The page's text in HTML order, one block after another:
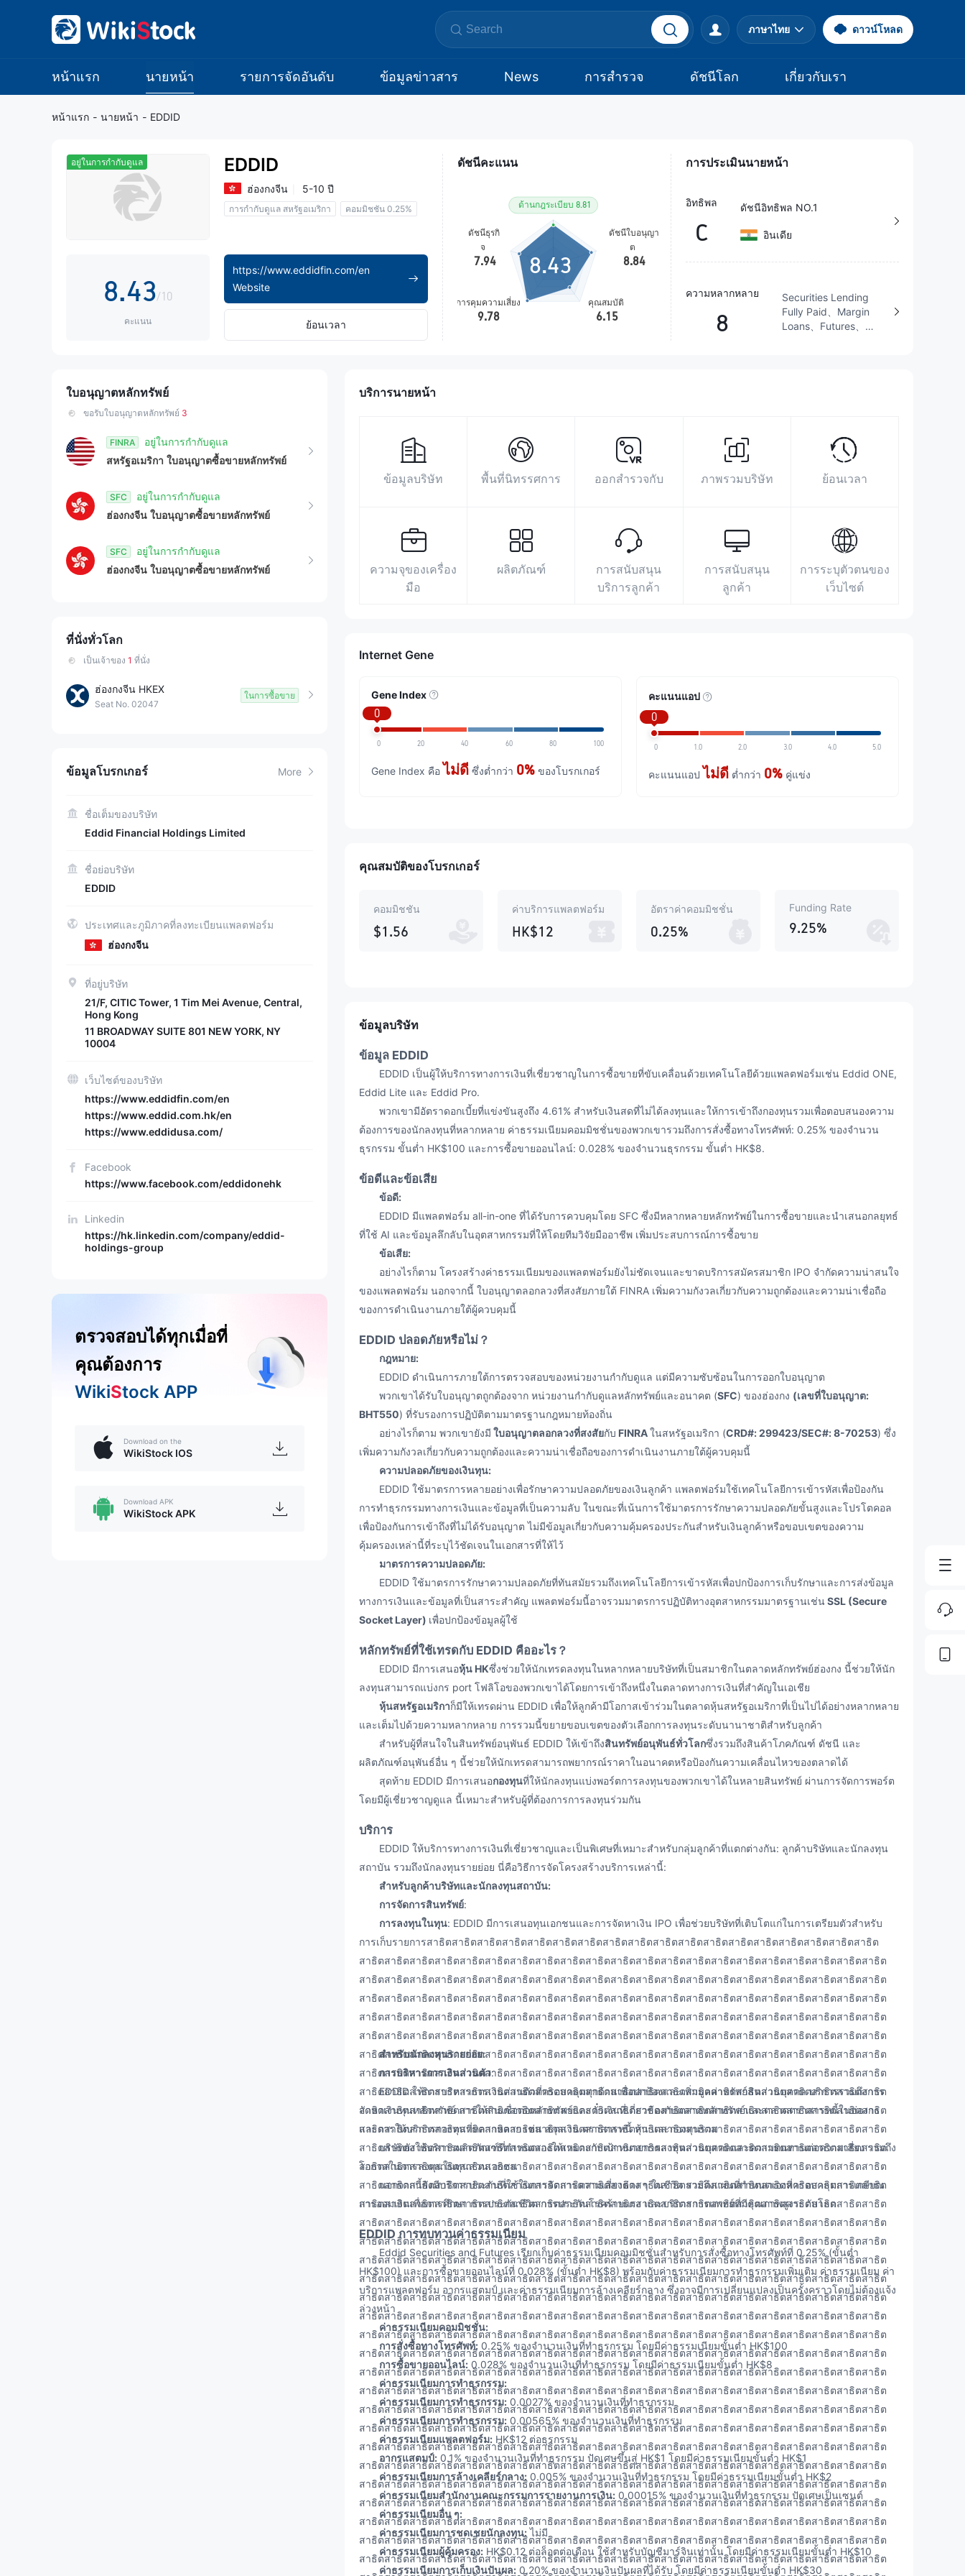
ภาษาไทย ดาวน์โหลด
หน้าแรก นายหน้า รายการจัดอันดับ ข้อมูลข่าวสาร News การสำรวจ ดัชนีโลก เกี่ยวกับเรา
หน้าแรก - นายหน้า - EDDID
อยู่ในการกำกับดูแล
0
1
3
4
5
6
8.
0
1
2
4
5
7
8
9
0
1
3
4
6
7
8
9
/10
คะแนน
EDDID
ฮ่องกงจีน 5-10 ปี
การกำกับดูแล สหรัฐอเมริกา คอมมิชชัน 0.25%
https://www.eddidfin.com/en
Website
ย้อนเวลา
ดัชนีคะแนน
8.43
การประเมินนายหน้า
อิทธิพล
C
ดัชนีอิทธิพล NO.1
อินเดีย
ความหลากหลาย
8
Securities Lending
Fully Paid、Margin
Loans、Futures、
https://www.eddidfin.com/en
21/F, CITIC Tower, 1 Tim Mei Avenue,
https://www.facebook.com/eddidonehk
https://hk.linkedin.com/company/eddid-
holdings-group
ใบอนุญาตหลักทรัพย์
ขอรับใบอนุญาตหลักทรัพย์ 3
FINRA
อยู่ในการกำกับดูแล
สหรัฐอเมริกา ใบอนุญาตซื้อขายหลักทรัพย์
SFC
อยู่ในการกำกับดูแล
ฮ่องกงจีน ใบอนุญาตซื้อขายหลักทรัพย์
SFC
อยู่ในการกำกับดูแล
ฮ่องกงจีน ใบอนุญาตซื้อขายหลักทรัพย์
ที่นั่งทั่วโลก
เป็นเจ้าของ 1 ที่นั่ง
ฮ่องกงจีน HKEX
Seat No. 02047
ในการซื้อขาย
ข้อมูลโบรกเกอร์ More
ชื่อเต็มของบริษัท
Eddid Financial Holdings Limited
ชื่อย่อบริษัท
EDDID
ประเทศและภูมิภาคที่ลงทะเบียนแพลตฟอร์ม
ฮ่องกงจีน
ที่อยู่บริษัท
21/F, CITIC Tower, 1 Tim Mei Avenue, Central,
Hong Kong
11 BROADWAY SUITE 801 NEW YORK, NY
10004
เว็บไซต์ของบริษัท
https://www.eddidfin.com/en
https://www.eddid.com.hk/en
https://www.eddidusa.com/
Facebook
https://www.facebook.com/eddidonehk
Linkedin
https://hk.linkedin.com/company/eddid-
holdings-group
ตรวจสอบได้ทุกเมื่อที่
คุณต้องการ
WikiStock APP
Download on the
WikiStock IOS
Download APK
WikiStock APK
บริการนายหน้า
ข้อมูลบริษัท พื้นที่นิทรรศการ ออกสำรวจกับ ภาพรวมบริษัท ย้อนเวลา
ความจุของเครื่อง
มือ
ผลิตภัณฑ์
การสนับสนุน
บริการลูกค้า
การสนับสนุน
ลูกค้า
การระบุตัวตนของ
เว็บไซต์
Internet Gene
Gene Index
0
0 20 40 60 80 100
Gene Index คือ ไม่ดี ซึ่งต่ำกว่า 0% ของโบรกเกอร์
คะแนนแอป
0
0 1.0 2.0 3.0 4.0 5.0
คะแนนแอป ไม่ดี ต่ำกว่า 0% คู่แข่ง
คุณสมบัติของโบรกเกอร์
คอมมิชชัน
$1.56
ค่าบริการแพลตฟอร์ม
HK$12
อัตราค่าคอมมิชชั่น
0.25%
Funding Rate
9.25%
ข้อมูลบริษัท
ข้อมูล EDDID
EDDID เป็นผู้ให้บริการทางการเงินที่เชี่ยวชาญในการซื้อขายที่ขับเคลื่อนด้วยเทคโนโลยีด้วยแพลตฟอร์มเช่น Eddid ONE,
Eddid Lite และ Eddid Pro.
พวกเขามีอัตราดอกเบี้ยที่แข่งขันสูงถึง 4.61% สำหรับเงินสดที่ไม่ได้ลงทุนและให้การเข้าถึงกองทุนรวมเพื่อตอบสนองความ
ต้องการของนักลงทุนที่หลากหลาย ค่าธรรมเนียมคอมมิชชั่นของพวกเขารวมถึงการสั่งซื้อทางโทรศัพท์: 0.25% ของจำนวน
ธุรกรรม ขั้นต่ำ HK$100 และการซื้อขายออนไลน์: 0.028% ของจำนวนธุรกรรม ขั้นต่ำ HK$8.
ข้อดีและข้อเสีย
ข้อดี:
EDDID มีแพลตฟอร์ม all-in-one ที่ได้รับการควบคุมโดย SFC ซึ่งมีหลากหลายหลักทรัพย์ในการซื้อขายและนำเสนอกลยุทธ์
ที่ใช้ AI และข้อมูลลึกลับในอุตสาหกรรมที่ให้โดยทีมวิจัยมืออาชีพ เพิ่มประสบการณ์การซื้อขาย
ข้อเสีย:
อย่างไรก็ตาม โครงสร้างค่าธรรมเนียมของแพลตฟอร์มยังไม่ชัดเจนและขาดบริการสมัครสมาชิก IPO จำกัดความน่าสนใจ
ของแพลตฟอร์ม นอกจากนี้ ใบอนุญาตลอกลวงที่สงสัยภายใต้ FINRA เพิ่มความกังวลเกี่ยวกับความถูกต้องและความน่าเชื่อถือ
ของการดำเนินงานภายใต้ผู้ควบคุมนี้
EDDID ปลอดภัยหรือไม่？
กฎหมาย:
EDDID ดำเนินการภายใต้การตรวจสอบของหน่วยงานกำกับดูแล แต่มีความซับซ้อนในการออกใบอนุญาต
พวกเขาได้รับใบอนุญาตถูกต้องจาก หน่วยงานกำกับดูแลหลักทรัพย์และอนาคต (SFC) ของฮ่องกง (เลขที่ใบอนุญาต:
BHT550) ที่รับรองการปฏิบัติตามมาตรฐานกฎหมายท้องถิ่น
อย่างไรก็ตาม พวกเขายังมี ใบอนุญาตลอกลวงที่สงสัยกับ FINRAในสหรัฐอเมริกา (CRD#: 299423/SEC#: 8-70253) ซึ่ง
เพิ่มความกังวลเกี่ยวกับความถูกต้องและความน่าเชื่อถือของการดำเนินงานภายใต้ผู้ควบคุมนี้
ความปลอดภัยของเงินทุน:
EDDID ใช้มาตรการหลายอย่างเพื่อรักษาความปลอดภัยของเงินลูกค้า แพลตฟอร์มใช้เทคโนโลยีการเข้ารหัสเพื่อป้องกัน
การทำธุรกรรมทางการเงินและข้อมูลที่เป็นความลับ ในขณะที่เน้นการใช้มาตรการรักษาความปลอดภัยขั้นสูงและโปรโตคอล
เพื่อป้องกันการเข้าถึงที่ไม่ได้รับอนุญาต ไม่มีข้อมูลเกี่ยวกับความคุ้มครองประกันสำหรับเงินลูกค้าหรือขอบเขตของความ
คุ้มครองเหล่านี้ที่ระบุไว้ชัดเจนในเอกสารที่ให้ไว้
มาตรการความปลอดภัย:
EDDID ใช้มาตรการรักษาความปลอดภัยที่ทันสมัยรวมถึงเทคโนโลยีการเข้ารหัสเพื่อปกป้องการเก็บรักษาและการส่งข้อมูล
ทางการเงินและข้อมูลที่เป็นสาระสำคัญ แพลตฟอร์มนี้อาจรวมมาตรการปฏิบัติทางอุตสาหกรรมมาตรฐานเช่น SSL (Secure
Socket Layer) เพื่อปกป้องข้อมูลผู้ใช้
หลักทรัพย์ที่ใช้เทรดกับ EDDID คืออะไร？
EDDID มีการเสนอหุ้น HKซึ่งช่วยให้นักเทรดลงทุนในหลากหลายบริษัทที่เป็นสมาชิกในตลาดหลักทรัพย์ฮ่องกง นี้ช่วยให้นัก
ลงทุนสามารถแบ่งกร port โฟลิโอของพวกเขาได้โดยการเข้าถึงหนึ่งในตลาดทางการเงินที่สำคัญในเอเชีย
หุ้นสหรัฐอเมริกาก็มีให้เทรดผ่าน EDDID เพื่อให้ลูกค้ามีโอกาสเข้าร่วมในตลาดหุ้นสหรัฐอเมริกาที่เป็นไปได้อย่างหลากหลาย
และเต็มไปด้วยความหลากหลาย การรวมนี้ขยายขอบเขตของตัวเลือกการลงทุนระดับนานาชาติสำหรับลูกค้า
สำหรับผู้ที่สนใจในสินทรัพย์อนุพันธ์ EDDID ให้เข้าถึงสินทรัพย์อนุพันธ์ทั่วโลกซึ่งรวมถึงสินค้าโภคภัณฑ์ ดัชนี และ
ผลิตภัณฑ์อนุพันธ์อื่น ๆ นี้ช่วยให้นักเทรดสามารถพยากรณ์ราคาในอนาคตหรือป้องกันความเคลื่อนไหวของตลาดได้
สุดท้าย EDDID มีการเสนอกองทุนที่ให้นักลงทุนแบ่งพอร์ตการลงทุนของพวกเขาได้ในหลายสินทรัพย์ ผ่านการจัดการพอร์ต
โดยมีผู้เชี่ยวชาญดูแล นี้เหมาะสำหรับผู้ที่ต้องการการลงทุนร่วมกัน
บริการ
EDDID ให้บริการทางการเงินที่เชี่ยวชาญและเป็นพิเศษที่เหมาะสำหรับกลุ่มลูกค้าที่แตกต่างกัน: ลูกค้าบริษัทและนักลงทุน
สถาบัน รวมถึงนักลงทุนรายย่อย นี่คือวิธีการจัดโครงสร้างบริการเหล่านี้:
สำหรับลูกค้าบริษัทและนักลงทุนสถาบัน:
การจัดการสินทรัพย์:
การลงทุนในทุน: EDDID มีการเสนอทุนเอกชนและการจัดหาเงิน IPO เพื่อช่วยบริษัทที่เติบโตแก่ในการเตรียมตัวสำหรับ
การเก็บรายการสาธิตสาธิตสาธิตสาธิตสาธิตสาธิตสาธิตสาธิตสาธิตสาธิตสาธิตสาธิตสาธิตสาธิตสาธิตสาธิตสาธิตสาธิต
สาธิตสาธิตสาธิตสาธิตสาธิตสาธิตสาธิตสาธิตสาธิตสาธิตสาธิตสาธิตสาธิตสาธิตสาธิตสาธิตสาธิตสาธิตสาธิตสาธิตสาธิต
สาธิตสาธิตสาธิตสาธิตสาธิตสาธิตสาธิตสาธิตสาธิตสาธิตสาธิตสาธิตสาธิตสาธิตสาธิตสาธิตสาธิตสาธิตสาธิตสาธิตสาธิต
สาธิตสาธิตสาธิตสาธิตสาธิตสาธิตสาธิตสาธิตสาธิตสาธิตสาธิตสาธิตสาธิตสาธิตสาธิตสาธิตสาธิตสาธิตสาธิตสาธิตสาธิต
สาธิตสาธิตสาธิตสาธิตสาธิตสาธิตสาธิตสาธิตสาธิตสาธิตสาธิตสาธิตสาธิตสาธิตสาธิตสาธิตสาธิตสาธิตสาธิตสาธิตสาธิต
สาธิตสาธิตสาธิตสาธิตสาธิตสาธิตสาธิตสาธิตสาธิตสาธิตสาธิตสาธิตสาธิตสาธิตสาธิตสาธิตสาธิตสาธิตสาธิตสาธิตสาธิต
สาธิตสาธิตสาธิตสาธิตสาธิตสาธิตสาธิตสาธิตสาธิตสาธิตสาธิตสาธิตสาธิตสาธิตสาธิตสาธิตสาธิตสาธิตสาธิตสาธิตสาธิต
สาธิตสาธิตสาธิตสาธิตสาธิตสาธิตสาธิตสาธิตสาธิตสาธิตสาธิตสาธิตสาธิตสาธิตสาธิตสาธิตสาธิตสาธิตสาธิตสาธิตสาธิต
สาธิตสาธิตสาธิตสาธิตสาธิตสาธิตสาธิตสาธิตสาธิตสาธิตสาธิตสาธิตสาธิตสาธิตสาธิตสาธิตสาธิตสาธิตสาธิตสาธิตสาธิต
สาธิตสาธิตสาธิตสาธิตสาธิตสาธิตสาธิตสาธิตสาธิตสาธิตสาธิตสาธิตสาธิตสาธิตสาธิตสาธิตสาธิตสาธิตสาธิตสาธิตสาธิต
สาธิตสาธิตสาธิตสาธิตสาธิตสาธิตสาธิตสาธิตสาธิตสาธิตสาธิตสาธิตสาธิตสาธิตสาธิตสาธิตสาธิตสาธิตสาธิตสาธิตสาธิต
สาธิตสาธิตสาธิตสาธิตสาธิตสาธิตสาธิตสาธิตสาธิตสาธิตสาธิตสาธิตสาธิตสาธิตสาธิตสาธิตสาธิตสาธิตสาธิตสาธิตสาธิต
สาธิตสาธิตสาธิตสาธิตสาธิตสาธิตสาธิตสาธิตสาธิตสาธิตสาธิตสาธิตสาธิตสาธิตสาธิตสาธิตสาธิตสาธิตสาธิตสาธิตสาธิต
สาธิตสาธิตสาธิตสาธิตสาธิตสาธิตสาธิตสาธิตสาธิตสาธิตสาธิตสาธิตสาธิตสาธิตสาธิตสาธิตสาธิตสาธิตสาธิตสาธิตสาธิต
สาธิตสาธิตสาธิตสาธิตสาธิตสาธิตสาธิตสาธิตสาธิตสาธิตสาธิตสาธิตสาธิตสาธิตสาธิตสาธิตสาธิตสาธิตสาธิตสาธิตสาธิต
สาธิตสาธิตสาธิตสาธิตสาธิตสาธิตสาธิตสาธิตสาธิตสาธิตสาธิตสาธิตสาธิตสาธิตสาธิตสาธิตสาธิตสาธิตสาธิตสาธิตสาธิต
สาธิตสาธิตสาธิตสาธิตสาธิตสาธิตสาธิตสาธิตสาธิตสาธิตสาธิตสาธิตสาธิตสาธิตสาธิตสาธิตสาธิตสาธิตสาธิตสาธิตสาธิต
สาธิตสาธิตสาธิตสาธิตสาธิตสาธิตสาธิตสาธิตสาธิตสาธิตสาธิตสาธิตสาธิตสาธิตสาธิตสาธิตสาธิตสาธิตสาธิตสาธิตสาธิต
สาธิตสาธิตสาธิตสาธิตสาธิตสาธิตสาธิตสาธิตสาธิตสาธิตสาธิตสาธิตสาธิตสาธิตสาธิตสาธิตสาธิตสาธิตสาธิตสาธิตสาธิต
สาธิตสาธิตสาธิตสาธิตสาธิตสาธิตสาธิตสาธิตสาธิตสาธิตสาธิตสาธิตสาธิตสาธิตสาธิตสาธิตสาธิตสาธิตสาธิตสาธิตสาธิต
สาธิตสาธิตสาธิตสาธิตสาธิตสาธิตสาธิตสาธิตสาธิตสาธิตสาธิตสาธิตสาธิตสาธิตสาธิตสาธิตสาธิตสาธิตสาธิตสาธิตสาธิต
สาธิตสาธิตสาธิตสาธิตสาธิตสาธิตสาธิตสาธิตสาธิตสาธิตสาธิตสาธิตสาธิตสาธิตสาธิตสาธิตสาธิตสาธิตสาธิตสาธิตสาธิต
สาธิตสาธิตสาธิตสาธิตสาธิตสาธิตสาธิตสาธิตสาธิตสาธิตสาธิตสาธิตสาธิตสาธิตสาธิตสาธิตสาธิตสาธิตสาธิตสาธิตสาธิต
สาธิตสาธิตสาธิตสาธิตสาธิตสาธิตสาธิตสาธิตสาธิตสาธิตสาธิตสาธิตสาธิตสาธิตสาธิตสาธิตสาธิตสาธิตสาธิตสาธิตสาธิต
สาธิตสาธิตสาธิตสาธิตสาธิตสาธิตสาธิตสาธิตสาธิตสาธิตสาธิตสาธิตสาธิตสาธิตสาธิตสาธิตสาธิตสาธิตสาธิตสาธิตสาธิต
สาธิตสาธิตสาธิตสาธิตสาธิตสาธิตสาธิตสาธิตสาธิตสาธิตสาธิตสาธิตสาธิตสาธิตสาธิตสาธิตสาธิตสาธิตสาธิตสาธิตสาธิต
สาธิตสาธิตสาธิตสาธิตสาธิตสาธิตสาธิตสาธิตสาธิตสาธิตสาธิตสาธิตสาธิตสาธิตสาธิตสาธิตสาธิตสาธิตสาธิตสาธิตสาธิต
สาธิตสาธิตสาธิตสาธิตสาธิตสาธิตสาธิตสาธิตสาธิตสาธิตสาธิตสาธิตสาธิตสาธิตสาธิตสาธิตสาธิตสาธิตสาธิตสาธิตสาธิต
สาธิตสาธิตสาธิตสาธิตสาธิตสาธิตสาธิตสาธิตสาธิตสาธิตสาธิตสาธิตสาธิตสาธิตสาธิตสาธิตสาธิตสาธิตสาธิตสาธิตสาธิต
สาธิตสาธิตสาธิตสาธิตสาธิตสาธิตสาธิตสาธิตสาธิตสาธิตสาธิตสาธิตสาธิตสาธิตสาธิตสาธิตสาธิตสาธิตสาธิตสาธิตสาธิต
สาธิตสาธิตสาธิตสาธิตสาธิตสาธิตสาธิตสาธิตสาธิตสาธิตสาธิตสาธิตสาธิตสาธิตสาธิตสาธิตสาธิตสาธิตสาธิตสาธิตสาธิต
สาธิตสาธิตสาธิตสาธิตสาธิตสาธิตสาธิตสาธิตสาธิตสาธิตสาธิตสาธิตสาธิตสาธิตสาธิตสาธิตสาธิตสาธิตสาธิตสาธิตสาธิต
สาธิตสาธิตสาธิตสาธิตสาธิตสาธิตสาธิตสาธิตสาธิตสาธิตสาธิตสาธิตสาธิตสาธิตสาธิตสาธิตสาธิตสาธิตสาธิตสาธิตสาธิต
สาธิตสาธิตสาธิตสาธิตสาธิตสาธิตสาธิตสาธิตสาธิตสาธิตสาธิตสาธิตสาธิตสาธิตสาธิตสาธิตสาธิตสาธิตสาธิตสาธิตสาธิต
สำหรับนักลงทุนรายย่อย:
การบริหารการเงินส่วนตัว:
EDDID ให้การบริหารการเงินส่วนตัวที่ครอบคลุมทุกด้านเพื่อปกป้องและเพิ่มมูลค่าทรัพย์สินส่วนบุคคล บริการรวมถึงการ
จัดหาเงินทุนหลักทรัพย์ การให้สินเชื่อต่อหลักทรัพย์และตั๋วเงินที่เกี่ยวข้องกับตลาดหลักทรัพย์และตลาดตราสารหนี้ในฮ่องกง
และการให้บริการกองทุนที่หลากหลาย เช่น สกุลเงิน ตราสารหนี้ หุ้น และกองทุนรวม
บริษัทยังให้บริการผลิตภัณฑ์ที่กำหนดเองให้เหมาะกับเป้าหมายการลงทุนส่วนบุคคลและความทนทานต่อความเสี่ยง รวมถึง
โอกาสในการลงทุนในทุนส่วนเอกชน
นอกจากนี้ยังมีบริการประกันที่ใช้ในการจัดการความเสี่ยงต่าง ๆ ในชีวิต รวมถึงแผนที่กำหนดเองที่ครอบคลุมการเกษียณ
การออมเงินเพื่อการศึกษา การประกันชีวิต การประกันโรคร้ายแรง และบริการการแพทย์ที่มีคุณภาพสูงระดับโลก
EDDIDการทบทวนค่าธรรมเนียม
Eddid Securities and Futures เรียกเก็บค่าธรรมเนียมคอมมิชชั่นสำหรับการสั่งซื้อทางโทรศัพท์ที่ 0.25% (ขั้นต่ำ
HK$100) และการซื้อขายออนไลน์ที่ 0.028% (ขั้นต่ำ HK$8) พร้อมกับค่าธรรมเนียมการทำธุรกรรมเพิ่มเติม ค่าธรรมเนียม ค่า
บริการแพลตฟอร์ม อากรแสตมป์ และค่าธรรมเนียมการล้างเคลียร์กลาง ซึ่งอาจมีการเปลี่ยนแปลงเป็นครั้งคราวโดยไม่ต้องแจ้ง
ล่วงหน้า
ค่าธรรมเนียมคอมมิชชั่น:
การสั่งซื้อทางโทรศัพท์: 0.25% ของจำนวนเงินที่ทำธุรกรรม โดยมีค่าธรรมเนียมขั้นต่ำ HK$100
การซื้อขายออนไลน์: 0.028% ของจำนวนเงินที่ทำธุรกรรม โดยมีค่าธรรมเนียมขั้นต่ำ HK$8
ค่าธรรมเนียมการทำธุรกรรม:
ค่าธรรมเนียมการทำธุรกรรม: 0.0027% ของจำนวนเงินที่ทำธุรกรรม
ค่าธรรมเนียมการทำธุรกรรม: 0.00565% ของจำนวนเงินที่ทำธุรกรรม
ค่าธรรมเนียมแพลตฟอร์ม: HK$12 ต่อธุรกรรม
อากรแสตมป์: 0.1% ของจำนวนเงินที่ทำธุรกรรม ปัดเศษขึ้นสู่ HK$1 โดยมีค่าธรรมเนียมขั้นต่ำ HK$1
ค่าธรรมเนียมการล้างเคลียร์กลาง: 0.005% ของจำนวนเงินที่ทำธุรกรรม โดยมีค่าธรรมเนียมขั้นต่ำ HK$2
ค่าธรรมเนียมสำนักงานคณะกรรมการรายงานการเงิน: 0.00015% ของจำนวนเงินที่ทำธุรกรรม ปัดเศษเป็นเซนต์
ค่าธรรมเนียมอื่น ๆ:
ค่าธรรมเนียมการชดเชยนักลงทุน:ไม่มี
ค่าธรรมเนียมผู้คุ้มครอง: HK$0.12 ต่อล็อตต่อเดือน ใช้สำหรับบัญชีมาร์จินเท่านั้น โดยมีค่าธรรมเนียมขั้นต่ำ HK$10
ค่าธรรมเนียมการเก็บเงินปันผล: 0.20% ของจำนวนเงินปันผลที่ได้รับ โดยมีค่าธรรมเนียมขั้นต่ำ HK$30